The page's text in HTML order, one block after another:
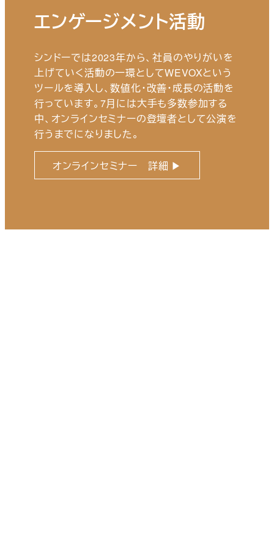
エンゲージメント活動
シンドーでは2023年から、社員のやりがいを
上げていく活動の一環としてWEVOXという
ツールを導入し、数値化・改善・成長の活動を
行っています。7月には大手も多数参加する
中、オンラインセミナーの登壇者として公演を
行うまでになりました。
オンラインセミナー 詳細 ▶